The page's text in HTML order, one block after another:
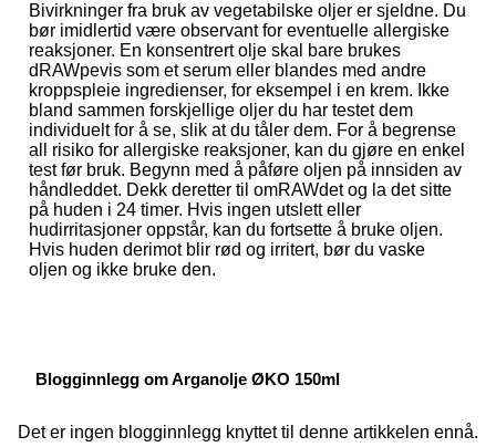
Bivirkninger fra bruk av vegetabilske oljer er sjeldne. Du
bør imidlertid være observant for eventuelle allergiske
reaksjoner. En konsentrert olje skal bare brukes
dRAWpevis som et serum eller blandes med andre
kroppspleie ingredienser, for eksempel i en krem. Ikke
bland sammen forskjellige oljer du har testet dem
individuelt for å se, slik at du tåler dem. For å begrense
all risiko for allergiske reaksjoner, kan du gjøre en enkel
test før bruk. Begynn med å påføre oljen på innsiden av
håndleddet. Dekk deretter til omRAWdet og la det sitte
på huden i 24 timer. Hvis ingen utslett eller
hudirritasjoner oppstår, kan du fortsette å bruke oljen.
Hvis huden derimot blir rød og irritert, bør du vaske
oljen og ikke bruke den.
Blogginnlegg om Arganolje ØKO 150ml
Det er ingen blogginnlegg knyttet til denne artikkelen ennå.